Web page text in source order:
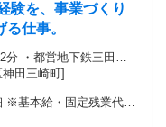
キーワ
.＿.＿.＿.＿.＿.＿ ・
営業 ・ルート営業、パ
代理店営業 ・生保営
成果報酬、歩合制 ・既
験を、事業づくり
仕事。
分 ・都営地下鉄三田線
飯田橋駅 徒歩8分
田三崎町]
※基本給・固定残業代の